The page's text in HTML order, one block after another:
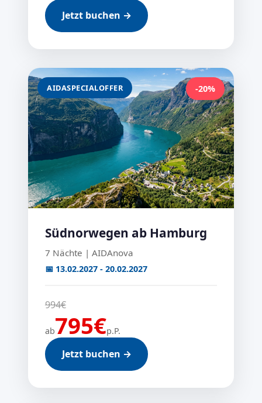
Jetzt buchen →
AIDASPECIALOFFER -20%
Südnorwegen ab Hamburg
7 Nächte | AIDAnova
📅 13.02.2027 - 20.02.2027
994€
ab795€p.P.
Jetzt buchen →